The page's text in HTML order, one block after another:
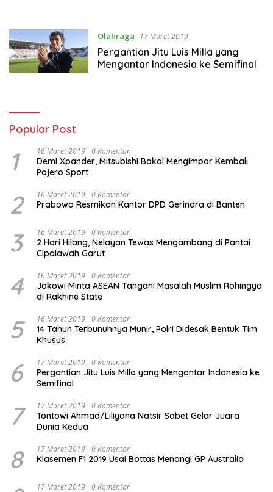
Olahraga 17 Maret 2019
Pergantian Jitu Luis Milla yang
Mengantar Indonesia ke Semifinal
Popular Post
1 16 Maret 2019 0 Komentar
Demi Xpander, Mitsubishi Bakal Mengimpor Kembali
Pajero Sport
2 16 Maret 2019 0 Komentar
Prabowo Resmikan Kantor DPD Gerindra di Banten
3 16 Maret 2019 0 Komentar
2 Hari Hilang, Nelayan Tewas Mengambang di Pantai
Cipalawah Garut
4 16 Maret 2019 0 Komentar
Jokowi Minta ASEAN Tangani Masalah Muslim Rohingya
di Rakhine State
5 16 Maret 2019 0 Komentar
14 Tahun Terbunuhnya Munir, Polri Didesak Bentuk Tim
Khusus
6 17 Maret 2019 0 Komentar
Pergantian Jitu Luis Milla yang Mengantar Indonesia ke
Semifinal
7 17 Maret 2019 0 Komentar
Tontowi Ahmad/Liliyana Natsir Sabet Gelar Juara
Dunia Kedua
8 17 Maret 2019 0 Komentar
Klasemen F1 2019 Usai Bottas Menangi GP Australia
17 Maret 2019 0 Komentar